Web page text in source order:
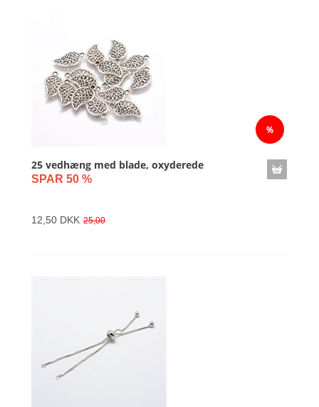
25 vedhæng med blade, oxyderede
SPAR 50 %
12,50 DKK 25,00